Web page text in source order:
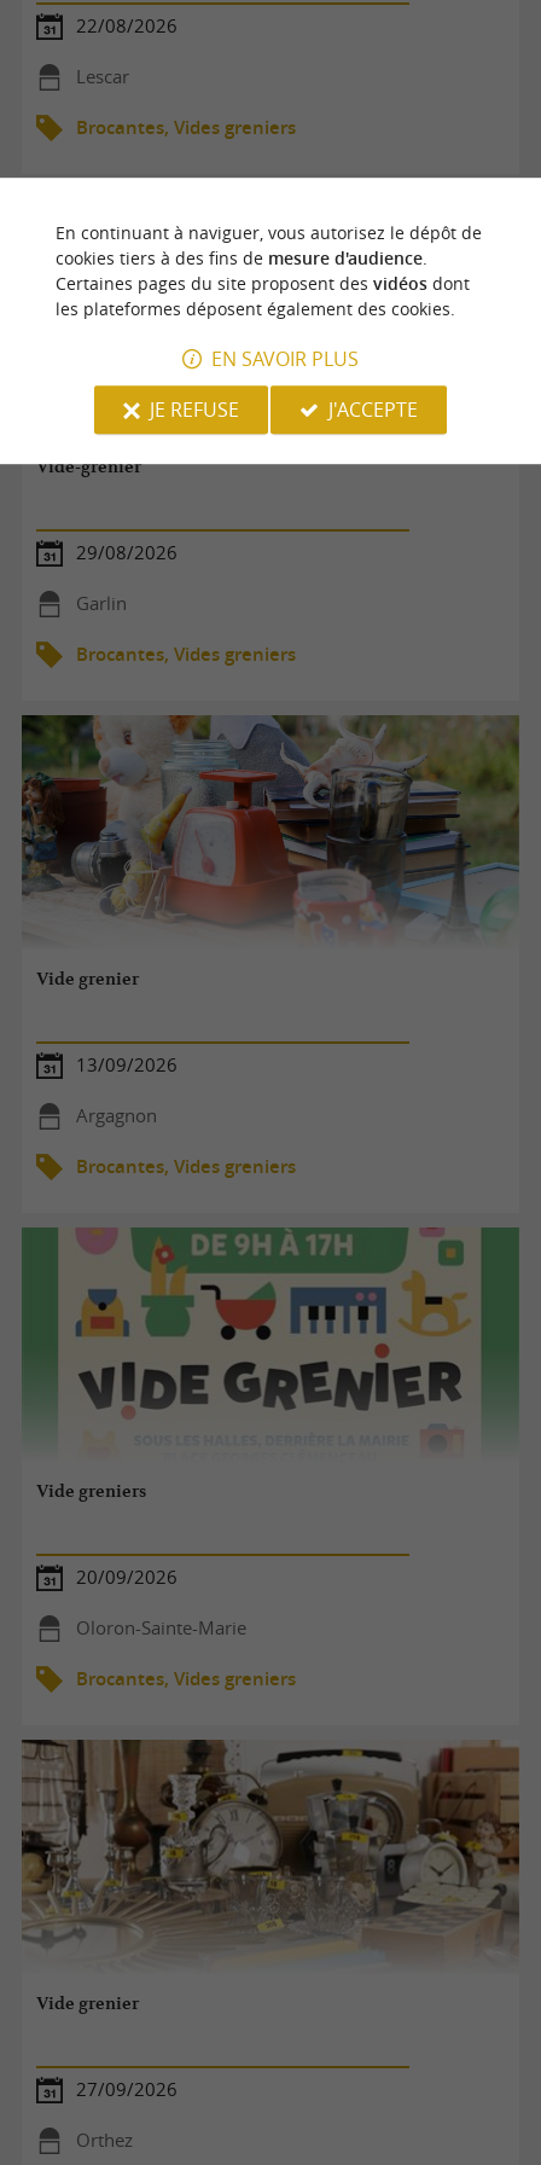
22/08/2026
Lescar
Brocantes, Vides greniers
Vide-grenier
29/08/2026
Garlin
Brocantes, Vides greniers
Vide grenier
13/09/2026
Argagnon
Brocantes, Vides greniers
Vide greniers
20/09/2026
Oloron-Sainte-Marie
Brocantes, Vides greniers
Vide grenier
27/09/2026
Orthez
En continuant à naviguer, vous autorisez le dépôt de
cookies tiers à des fins de mesure d'audience.
Certaines pages du site proposent des vidéosdont
les plateformes déposent également des cookies.
EN SAVOIR PLUS
JE REFUSE
J'ACCEPTE